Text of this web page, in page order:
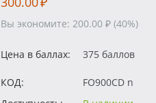
Вы экономите: 200.00 ₽ (40%)
Цена в баллах: 375 баллов
КОД:
FO900CD n